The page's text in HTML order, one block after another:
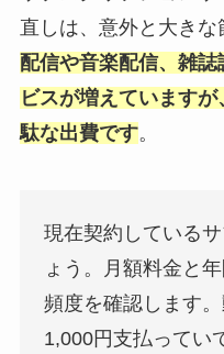
直しは、意外と大きな
配信や音楽配信、雑
ビスが増えています
駄な出費です。
現在契約している
ょう。月額料金と
頻度を確認します
1,000円支払ってい